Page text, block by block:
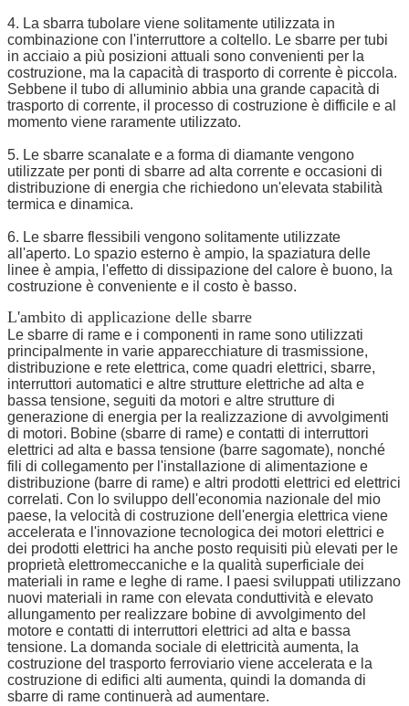
4. La sbarra tubolare viene solitamente utilizzata in
combinazione con l'interruttore a coltello. Le sbarre per tubi
in acciaio a più posizioni attuali sono convenienti per la
costruzione, ma la capacità di trasporto di corrente è piccola.
Sebbene il tubo di alluminio abbia una grande capacità di
trasporto di corrente, il processo di costruzione è difficile e al
momento viene raramente utilizzato.
5. Le sbarre scanalate e a forma di diamante vengono
utilizzate per ponti di sbarre ad alta corrente e occasioni di
distribuzione di energia che richiedono un'elevata stabilità
termica e dinamica.
6. Le sbarre flessibili vengono solitamente utilizzate
all'aperto. Lo spazio esterno è ampio, la spaziatura delle
linee è ampia, l'effetto di dissipazione del calore è buono, la
costruzione è conveniente e il costo è basso.
L'ambito di applicazione delle sbarre
Le sbarre di rame e i componenti in rame sono utilizzati
principalmente in varie apparecchiature di trasmissione,
distribuzione e rete elettrica, come quadri elettrici, sbarre,
interruttori automatici e altre strutture elettriche ad alta e
bassa tensione, seguiti da motori e altre strutture di
generazione di energia per la realizzazione di avvolgimenti
di motori. Bobine (sbarre di rame) e contatti di interruttori
elettrici ad alta e bassa tensione (barre sagomate), nonché
fili di collegamento per l'installazione di alimentazione e
distribuzione (barre di rame) e altri prodotti elettrici ed elettrici
correlati. Con lo sviluppo dell'economia nazionale del mio
paese, la velocità di costruzione dell'energia elettrica viene
accelerata e l'innovazione tecnologica dei motori elettrici e
dei prodotti elettrici ha anche posto requisiti più elevati per le
proprietà elettromeccaniche e la qualità superficiale dei
materiali in rame e leghe di rame. I paesi sviluppati utilizzano
nuovi materiali in rame con elevata conduttività e elevato
allungamento per realizzare bobine di avvolgimento del
motore e contatti di interruttori elettrici ad alta e bassa
tensione. La domanda sociale di elettricità aumenta, la
costruzione del trasporto ferroviario viene accelerata e la
costruzione di edifici alti aumenta, quindi la domanda di
sbarre di rame continuerà ad aumentare.